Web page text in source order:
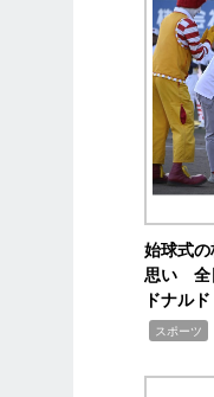
始球式
思い 全
ドナル
スポーツ